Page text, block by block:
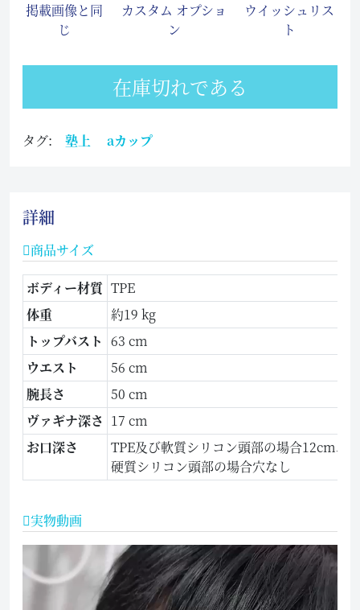
掲載画像と同
じ
カスタム オプショ
ン
ウイッシュリス
ト
在庫切れである
タグ: 塾上 aカップ
詳細
商品サイズ
ボディー材質 TPE
体重
約19 kg
トップバスト 63 cm
ウエスト
56 cm
腕長さ
50 cm
ヴァギナ深さ 17 cm
お口深さ
TPE及び軟質シリコン頭部の場合12cm、
硬質シリコン頭部の場合穴なし
実物動画